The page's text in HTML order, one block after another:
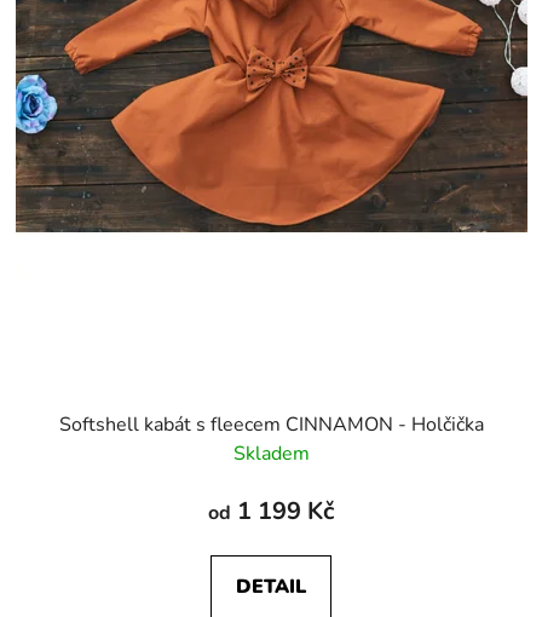
Softshell kabát s fleecem CINNAMON - Holčička
Skladem
od 1 199 Kč
DETAIL